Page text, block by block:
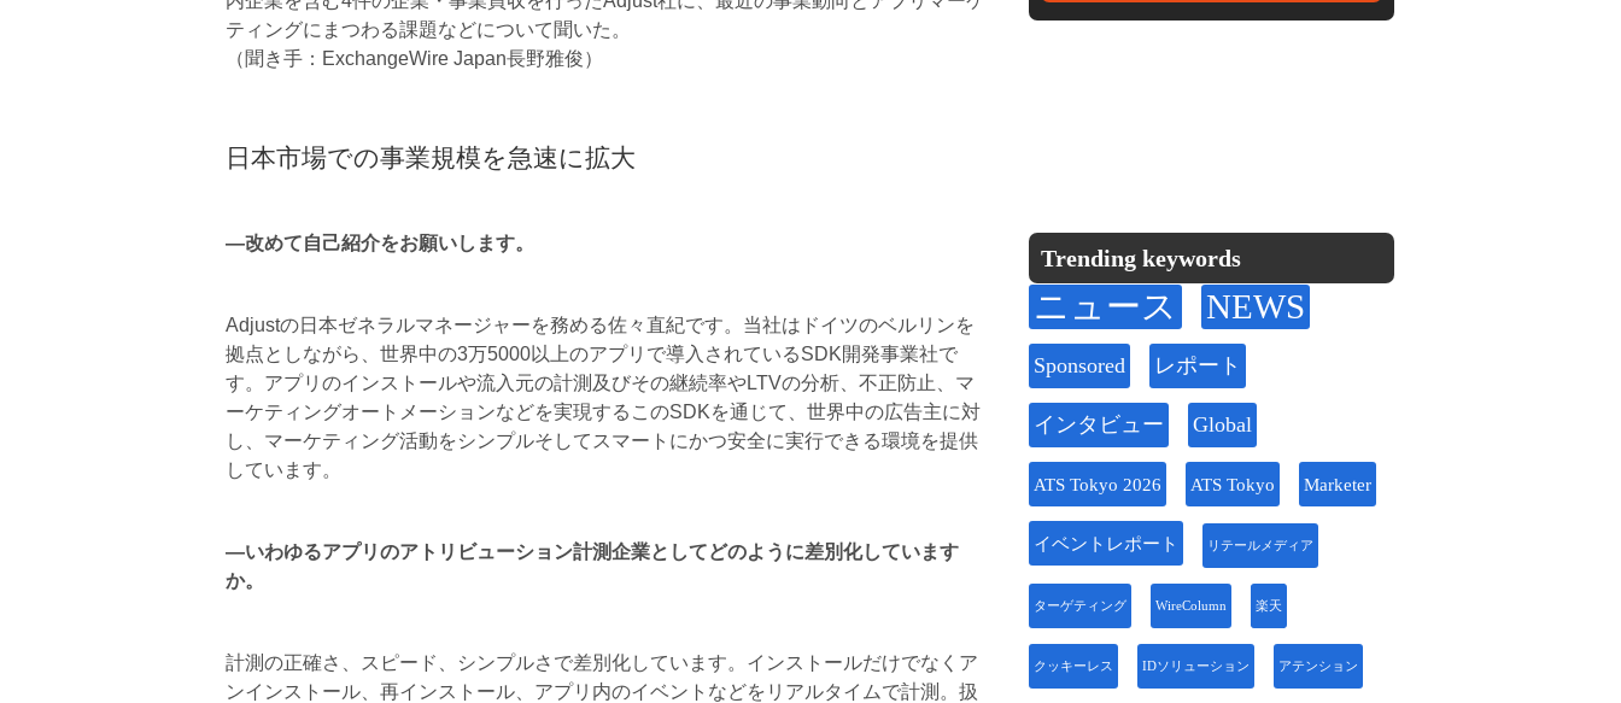
ティングにまつわる課題などについて聞いた。
（聞き手：ExchangeWire Japan長野雅俊）
日本市場での事業規模を急速に拡大
―改めて自己紹介をお願いします。
Adjustの日本ゼネラルマネージャーを務める佐々直紀です。当社はドイツのベルリンを
拠点としながら、世界中の3万5000以上のアプリで導入されているSDK開発事業社で
す。アプリのインストールや流入元の計測及びその継続率やLTVの分析、不正防止、マ
ーケティングオートメーションなどを実現するこのSDKを通じて、世界中の広告主に対
し、マーケティング活動をシンプルそしてスマートにかつ安全に実行できる環境を提供
しています。
―いわゆるアプリのアトリビューション計測企業としてどのように差別化しています
か。
計測の正確さ、スピード、シンプルさで差別化しています。インストールだけでなくア
ンインストール、再インストール、アプリ内のイベントなどをリアルタイムで計測。扱
Trending keywords
ニュース NEWS
Sponsored レポート
インタビュー Global
ATS Tokyo 2026 ATS Tokyo Marketer
イベントレポート リテールメディア
ターゲティング WireColumn 楽天
クッキーレス IDソリューション アテンション